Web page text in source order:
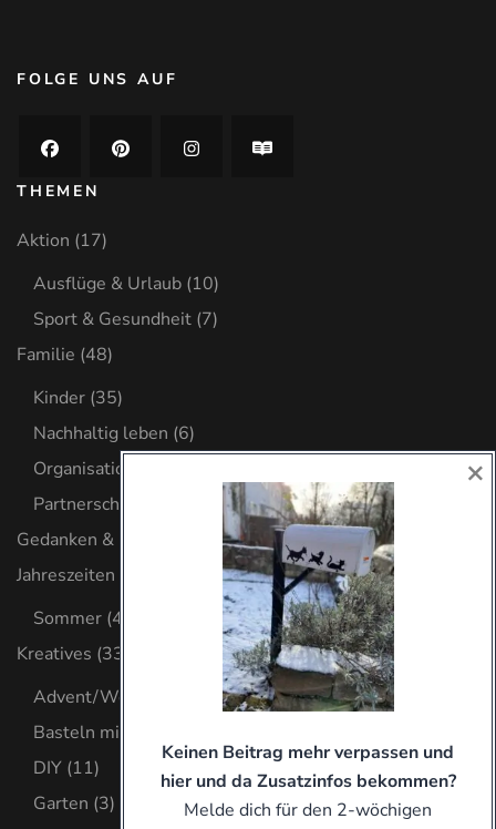
FOLGE UNS AUF
THEMEN
Aktion (17)
Ausflüge & Urlaub (10)
Sport & Gesundheit (7)
Familie (48)
Kinder (35)
Nachhaltig leben (6)
Organisation
Partnerschaft
Gedanken & Glaube
Jahreszeiten
Sommer (4)
Kreatives (33)
Advent/Weihnachten
(8)
Basteln mit Kind
DIY (11)
Garten (3)
Keinen Beitrag mehr verpassen und
hier und da Zusatzinfos bekommen?
Melde dich für den 2-wöchigen
×